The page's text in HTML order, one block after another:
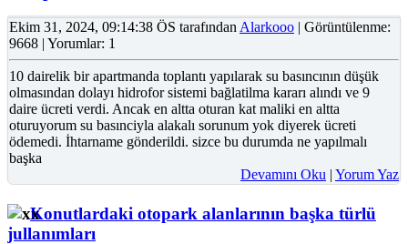
Ekim 31, 2024, 09:14:38 ÖS tarafındanAlarkooo | Görüntülenme:
9668 | Yorumlar: 1
10 dairelik bir apartmanda toplantı yapılarak su basıncının düşük
olmasından dolayı hidrofor sistemi bağlatilma kararı alındı ve 9
daire ücreti verdi. Ancak en altta oturan kat maliki en altta
oturuyorum su basınciyla alakalı sorunum yok diyerek ücreti
ödemedi. İhtarname gönderildi. sizce bu durumda ne yapılmalı
başka
Devamını Oku | Yorum Yaz
Konutlardaki otopark alanlarının başka türlü
jullanımları